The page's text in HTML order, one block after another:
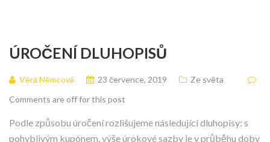
ÚROČENÍ DLUHOPISŮ
Věra Němcová 23 července, 2019
Ze světa
Comments are off for this post
Podle způsobu úročení rozlišujeme následující dluhopisy: s
pohyblivým kupónem, výše úrokové sazby je v průběhu doby